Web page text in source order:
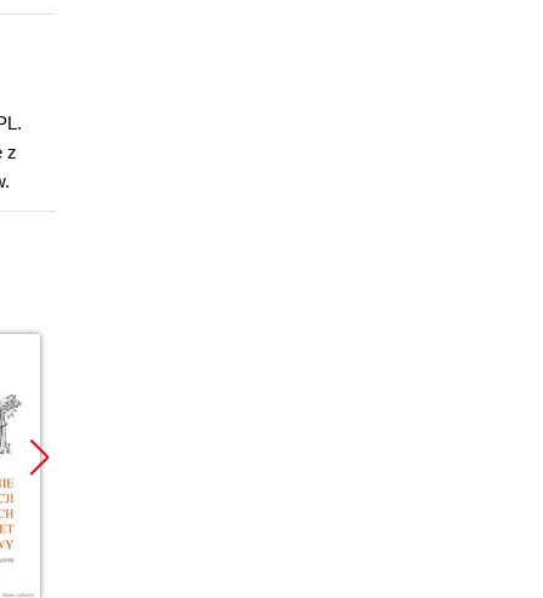
z